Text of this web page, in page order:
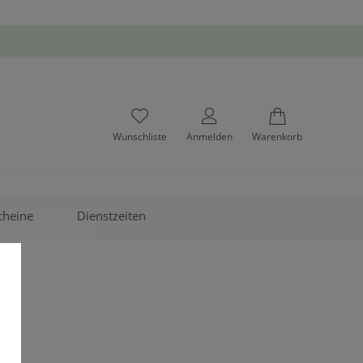
Wunschliste Anmelden Warenkorb
Dienstzeiten